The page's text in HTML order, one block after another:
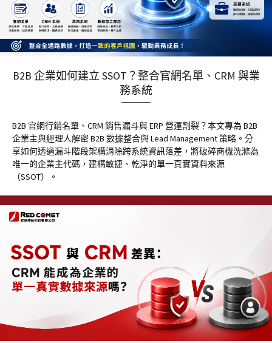
B2B 企業如何建立 SSOT？整合官網名單、CRM 與業
務系統
B2B 官網行銷名單、CRM 銷售漏斗與 ERP 營運割裂？本文專為 B2B
企業主與經理人解密 B2B 數據整合與 Lead Management 策略。分
享如何透過漏斗階段架構消除跨系統資訊落差，將破碎商機洗滌為
唯一的企業主代碼，建構敏捷、乾淨的單一真實資料來源
（SSOT）。